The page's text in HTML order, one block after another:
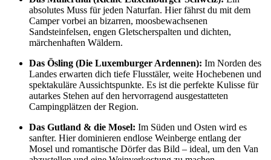
absolutes Muss für jeden Naturfan. Hier fährst du mit dem
Camper vorbei an bizarren, moosbewachsenen
Sandsteinfelsen, engen Gletscherspalten und dichten,
märchenhaften Wäldern.
Das Ösling (Die Luxemburger Ardennen): Im Norden des
Landes erwarten dich tiefe Flusstäler, weite Hochebenen und
spektakuläre Aussichtspunkte. Es ist die perfekte Kulisse für
autarkes Stehen auf den hervorragend ausgestatteten
Campingplätzen der Region.
Das Gutland & die Mosel: Im Süden und Osten wird es
sanfter. Hier dominieren endlose Weinberge entlang der
Mosel und romantische Dörfer das Bild – ideal, um den Van